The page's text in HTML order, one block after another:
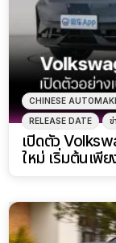
CHINESE
RELEASE DATE ข่
เปิดตัว
ใหม่ เริ่มต้นเพี